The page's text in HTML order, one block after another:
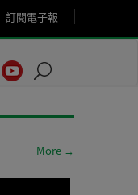
訂閱電子報
More →